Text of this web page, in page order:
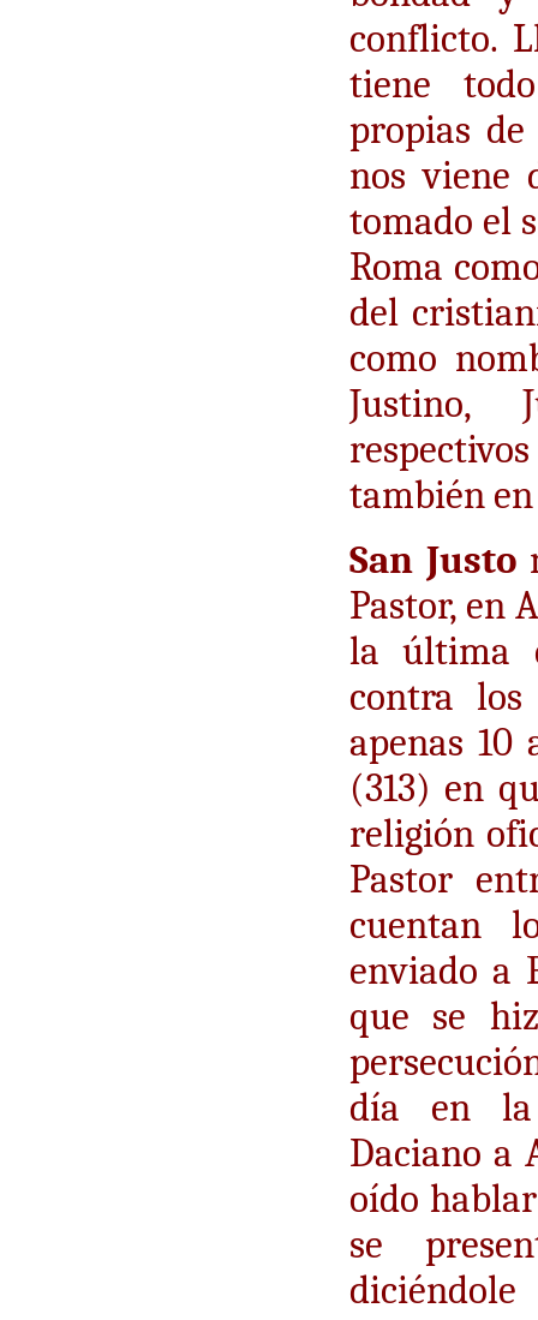
conflicto.
tiene
propias
nos
tomado el
Roma
del
como
Justino,
también
San Justo
Pastor, en
la última
contra los
apenas 10
(313) en
religión
Pastor
cuentan
enviado a
que se
día en la
Daciano a
oído
se